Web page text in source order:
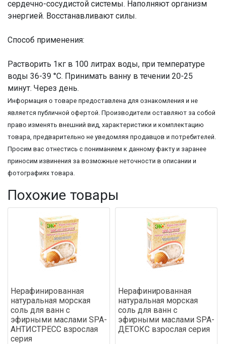
сердечно-сосудистой системы. Наполняют организм
энергией. Восстанавливают силы.
Способ применения:
Растворить 1кг в 100 литрах воды, при температуре
воды 36-39 °С. Принимать ванну в течении 20-25
минут. Через день.
Информация о товаре предоставлена для ознакомления и не
является публичной офертой. Производители оставляют за собой
право изменять внешний вид, характеристики и комплектацию
товара, предварительно не уведомляя продавцов и потребителей.
Просим вас отнестись с пониманием к данному факту и заранее
приносим извинения за возможные неточности в описании и
фотографиях товара.
Похожие товары
Нерафинированная
натуральная морская
соль для ванн с
эфирными маслами SPA-
АНТИСТРЕСС взрослая
серия
Нерафинированная
натуральная морская
соль для ванн с
эфирными маслами SPA-
ДЕТОКС взрослая серия